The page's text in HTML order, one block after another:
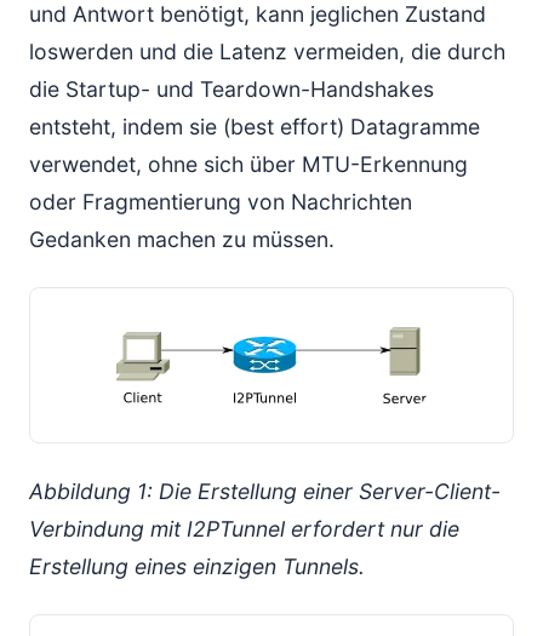
und Antwort benötigt, kann jeglichen Zustand
loswerden und die Latenz vermeiden, die durch
die Startup- und Teardown-Handshakes
entsteht, indem sie (best effort) Datagramme
verwendet, ohne sich über MTU-Erkennung
oder Fragmentierung von Nachrichten
Gedanken machen zu müssen.
Abbildung 1: Die Erstellung einer Server-Client-
Verbindung mit I2PTunnel erfordert nur die
Erstellung eines einzigen Tunnels.